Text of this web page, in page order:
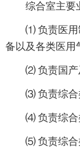
综合室主要
⑴ 负责医用
备以及各类医用
⑵ 负责国产
⑶ 负责综合
⑷ 负责综合
⑸ 负责综合